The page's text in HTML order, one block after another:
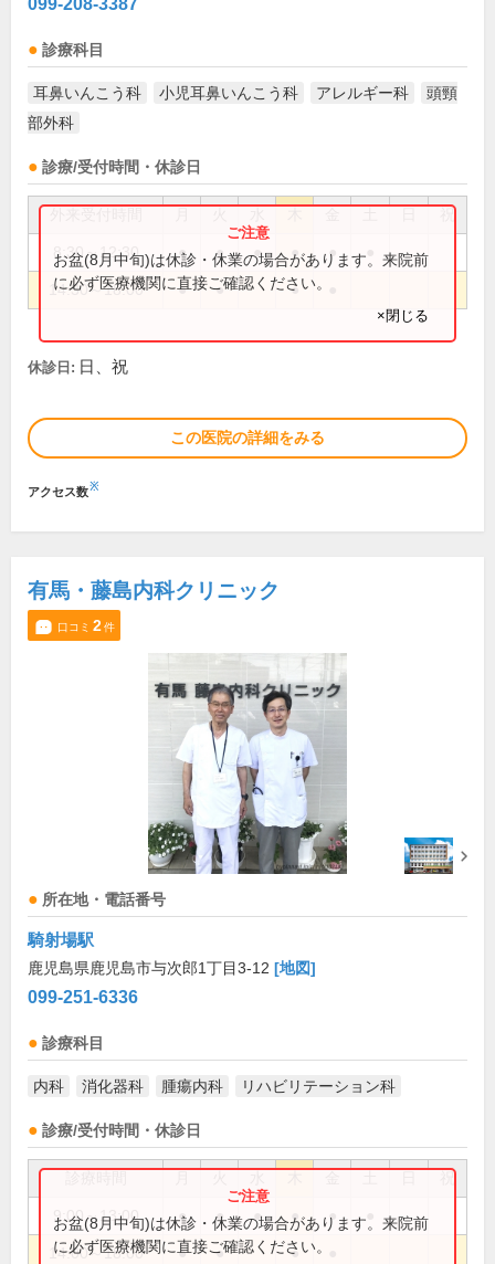
099-208-3387
診療科目
耳鼻いんこう科 小児耳鼻いんこう科 アレルギー科
頭頸
部外科
診療/受付時間・休診日
祝
8:30～12:30 ● ● ● ● ●
14:30～18:00 ● ● ●
お盆(8月中旬)は休診・休業の場合があります。来院前
に必ず医療機関に直接ご確認ください。
×閉じる
休診日: 日、祝
この医院の詳細をみる
アクセス数※
有馬・藤島内科クリニック
口コミ 2件
所在地・電話番号
騎射場駅
鹿児島県鹿児島市与次郎1丁目3-12 [地図]
099-251-6336
診療科目
内科 消化器科 腫瘍内科 リハビリテーション科
診療/受付時間・休診日
祝
9:00～13:00 ● ● ● ● ●
14:00～18:00 ● ● ●
お盆(8月中旬)は休診・休業の場合があります。来院前
に必ず医療機関に直接ご確認ください。